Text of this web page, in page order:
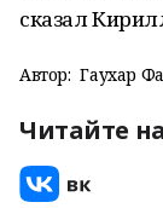
сказал
Автор: Гаухар
Читайте